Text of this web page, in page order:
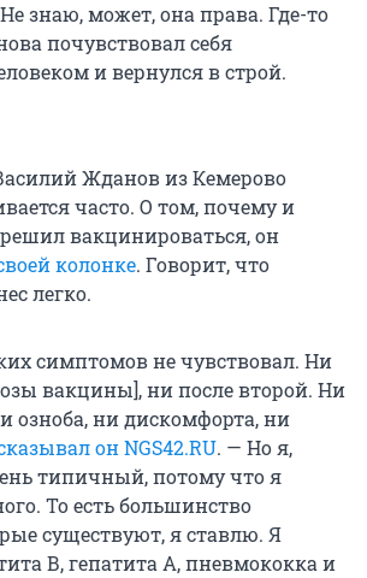
знаю, может, она права. Где-то
почувствовал себя
и вернулся в строй.
Жданов из Кемерово
часто. О том, почему и
вакцинироваться, он
колонке. Говорит, что
легко.
симптомов не чувствовал. Ни
вакцины], ни после второй. Ни
озноба, ни дискомфорта, ни
он NGS42.RU. — Но я,
типичный, потому что я
То есть большинство
существуют, я ставлю. Я
В, гепатита А, пневмококка и